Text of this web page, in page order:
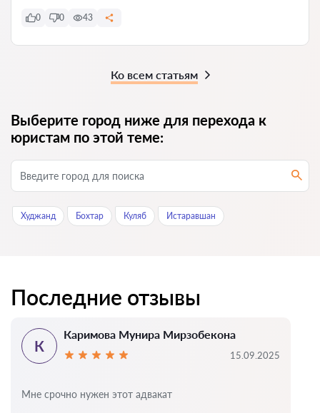
0 0 43
Ко всем статьям
Выберите город ниже для перехода к
юристам по этой теме:
Худжанд Бохтар Куляб Истаравшан
Последние отзывы
К
Каримова Мунира Мирзобекона
15.09.2025
Мне срочно нужен этот адвакат